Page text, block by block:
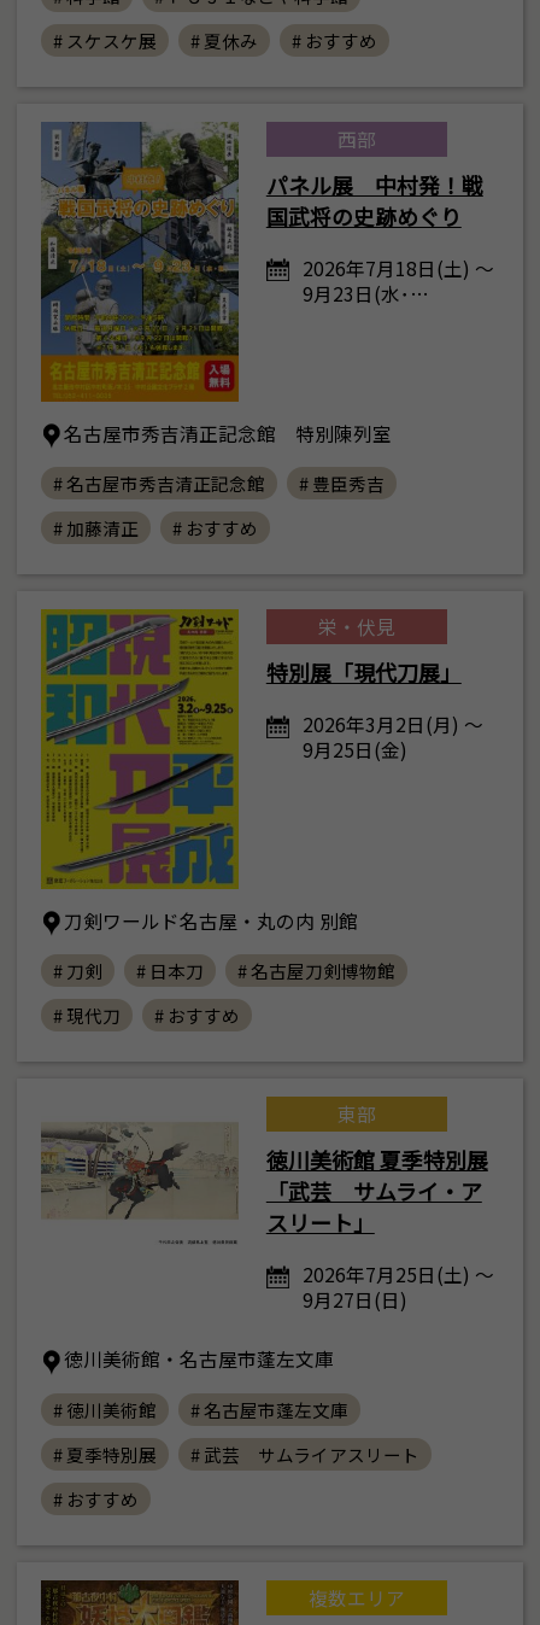
# スケスケ展
# 夏休み # おすすめ
西部
パネル展 中村発！戦
国武将の史跡めぐり
2026年7月18日(土) ～
9月23日(水･…
名古屋市秀吉清正記念館 特別陳列室
# 名古屋市秀吉清正記念館
# 豊臣秀吉
# 加藤清正
# おすすめ
栄・伏見
特別展「現代刀展」
2026年3月2日(月) ～
9月25日(金)
刀剣ワールド名古屋・丸の内 別館
# 刀剣 # 日本刀
# 名古屋刀剣博物館
# 現代刀
# おすすめ
東部
徳川美術館 夏季特別展
「武芸 サムライ・ア
スリート」
2026年7月25日(土) ～
9月27日(日)
徳川美術館・名古屋市蓬左文庫
# 徳川美術館
# 名古屋市蓬左文庫
# 夏季特別展
# 武芸 サムライアスリート
# おすすめ
複数エリア